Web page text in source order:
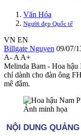
Văn Hóa
Người đẹp Quốc tế
VN EN
Billgate Nguyen 09/07/
A- A A+
Melinda Bam - Hoa hậu
chí dành cho đàn ông
mê đắm.
Ảnh minh họa